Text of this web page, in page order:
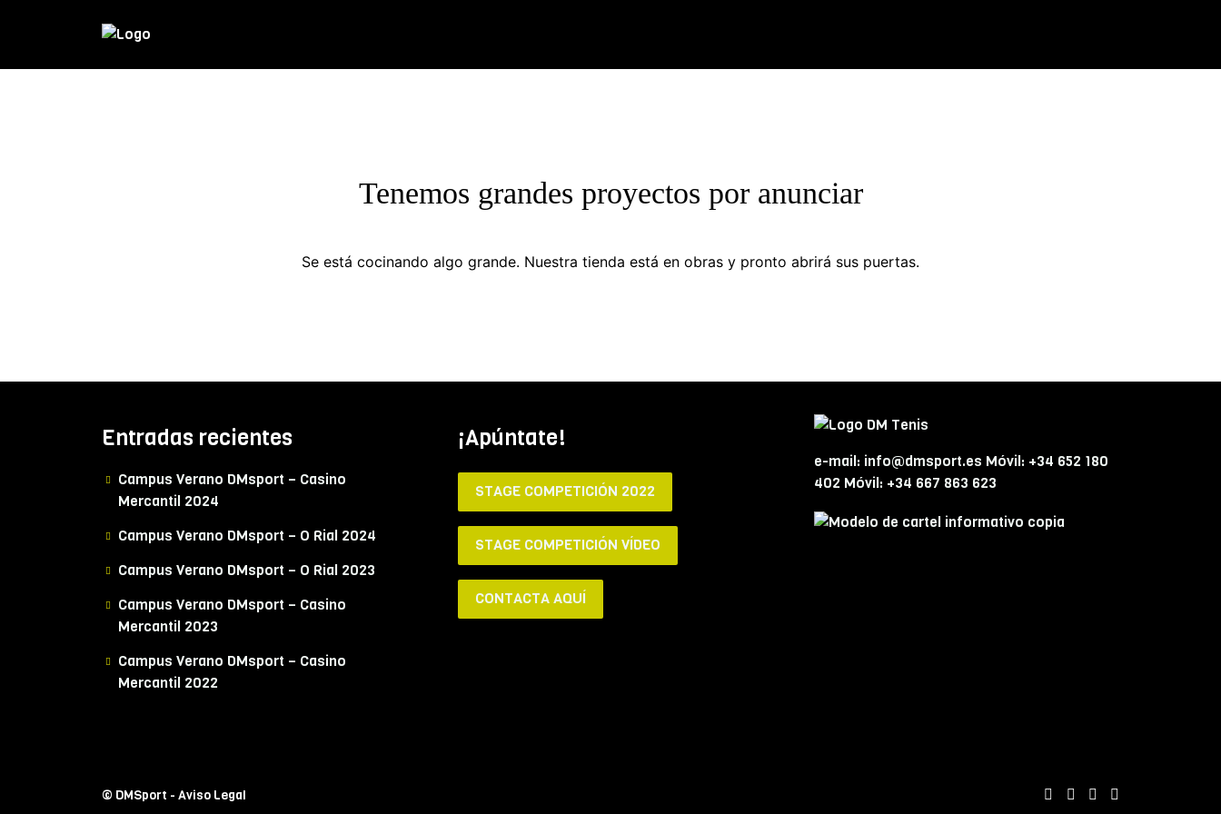
Tenemos grandes proyectos por anunciar
Se está cocinando algo grande. Nuestra tienda está en obras y pronto abrirá sus puertas.
Entradas recientes
Campus Verano DMsport – Casino
Mercantil 2024
Campus Verano DMsport – O Rial 2024
Campus Verano DMsport – O Rial 2023
Campus Verano DMsport – Casino
Mercantil 2023
Campus Verano DMsport – Casino
Mercantil 2022
¡Apúntate!
STAGE COMPETICIÓN 2022
STAGE COMPETICIÓN VÍDEO
CONTACTA AQUÍ
e-mail: info@dmsport.es Móvil: +34 652 180
402 Móvil: +34 667 863 623
© DMSport - Aviso Legal